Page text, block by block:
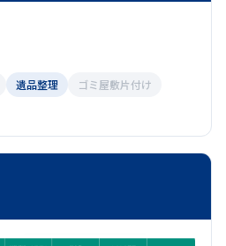
遺品整理
ゴミ屋敷片付け